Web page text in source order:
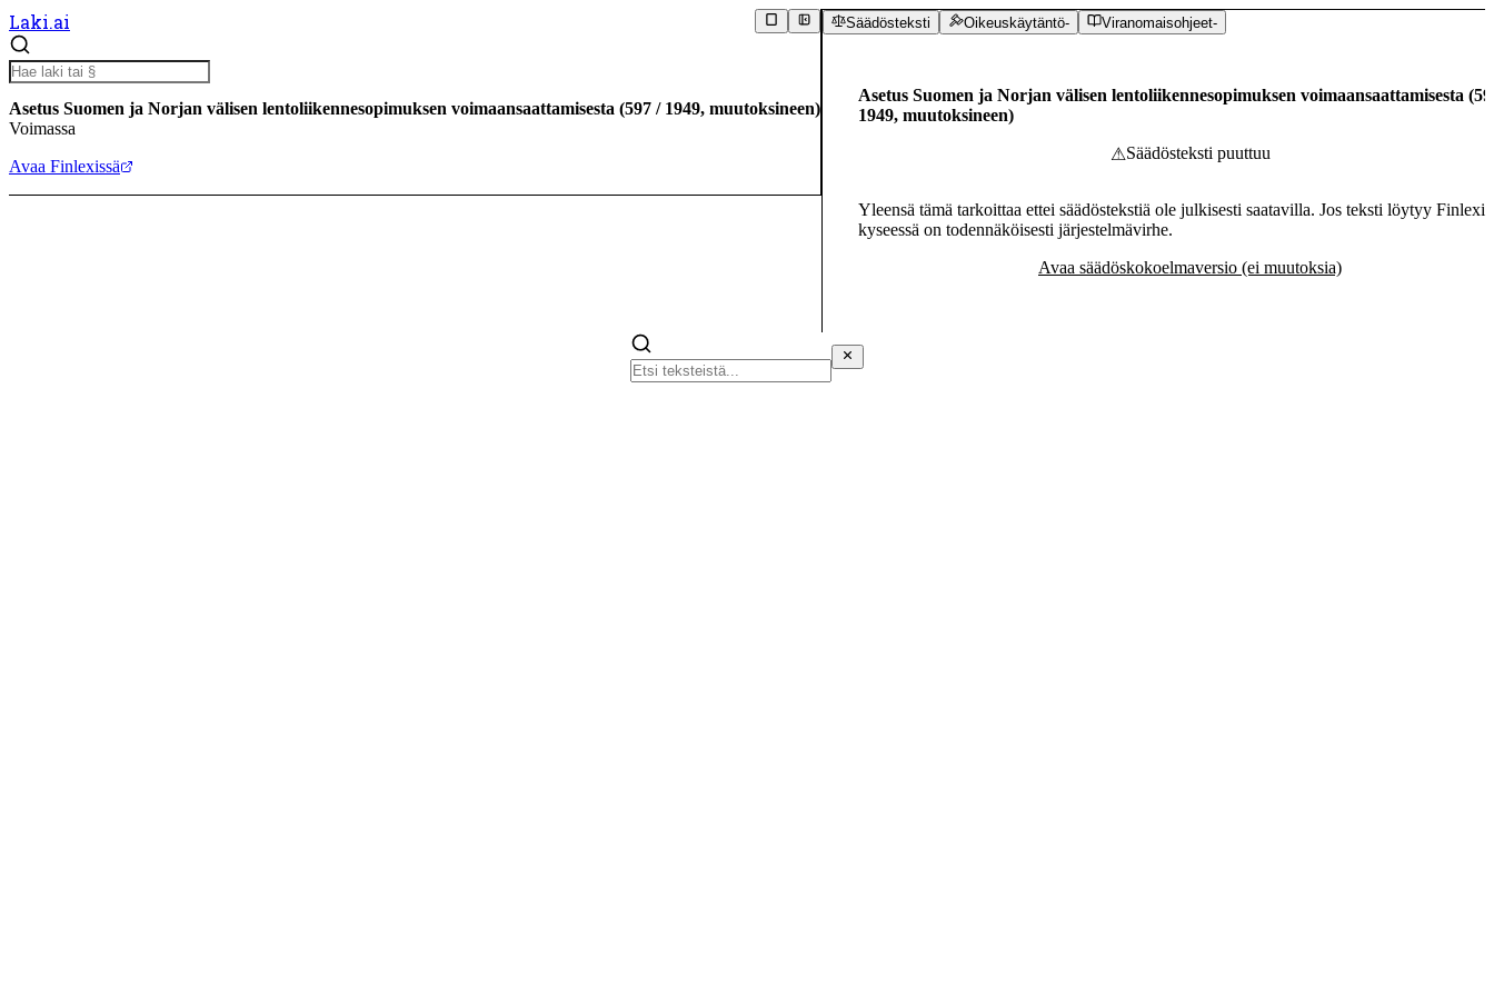
Laki.ai
Asetus Suomen ja Norjan välisen lentoliikennesopimuksen voimaansaattamisesta (597 / 1949, muutoksineen)
Voimassa
Avaa Finlexissä
Säädösteksti Oikeuskäytäntö- Viranomaisohjeet-
Asetus Suomen ja Norjan välisen lentoliikennesopimuksen voimaansaattamisesta (
1949, muutoksineen)
⚠Säädösteksti puuttuu
Yleensä tämä tarkoittaa ettei säädöstekstiä ole julkisesti saatavilla. Jos teksti löytyy
kyseessä on todennäköisesti järjestelmävirhe.
Avaa säädöskokoelmaversio (ei muutoksia)